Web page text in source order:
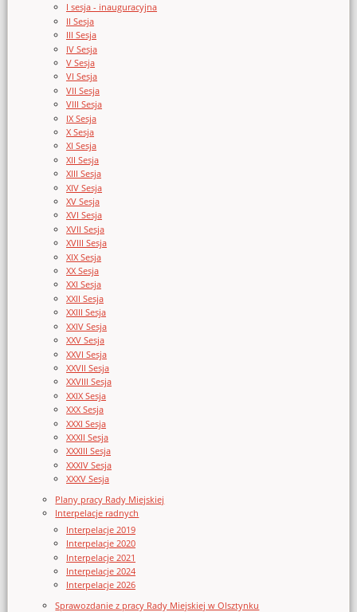
I sesja - inauguracyjna
II Sesja
III Sesja
IV Sesja
V Sesja
VI Sesja
VII Sesja
VIII Sesja
IX Sesja
X Sesja
XI Sesja
XII Sesja
XIII Sesja
XIV Sesja
XV Sesja
XVI Sesja
XVII Sesja
XVIII Sesja
XIX Sesja
XX Sesja
XXI Sesja
XXII Sesja
XXIII Sesja
XXIV Sesja
XXV Sesja
XXVI Sesja
XXVII Sesja
XXVIII Sesja
XXIX Sesja
XXX Sesja
XXXI Sesja
XXXII Sesja
XXXIII Sesja
XXXIV Sesja
XXXV Sesja
Plany pracy Rady Miejskiej
Interpelacje radnych
Interpelacje 2019
Interpelacje 2020
Interpelacje 2021
Interpelacje 2024
Interpelacje 2026
Sprawozdanie z pracy Rady Miejskiej w Olsztynku